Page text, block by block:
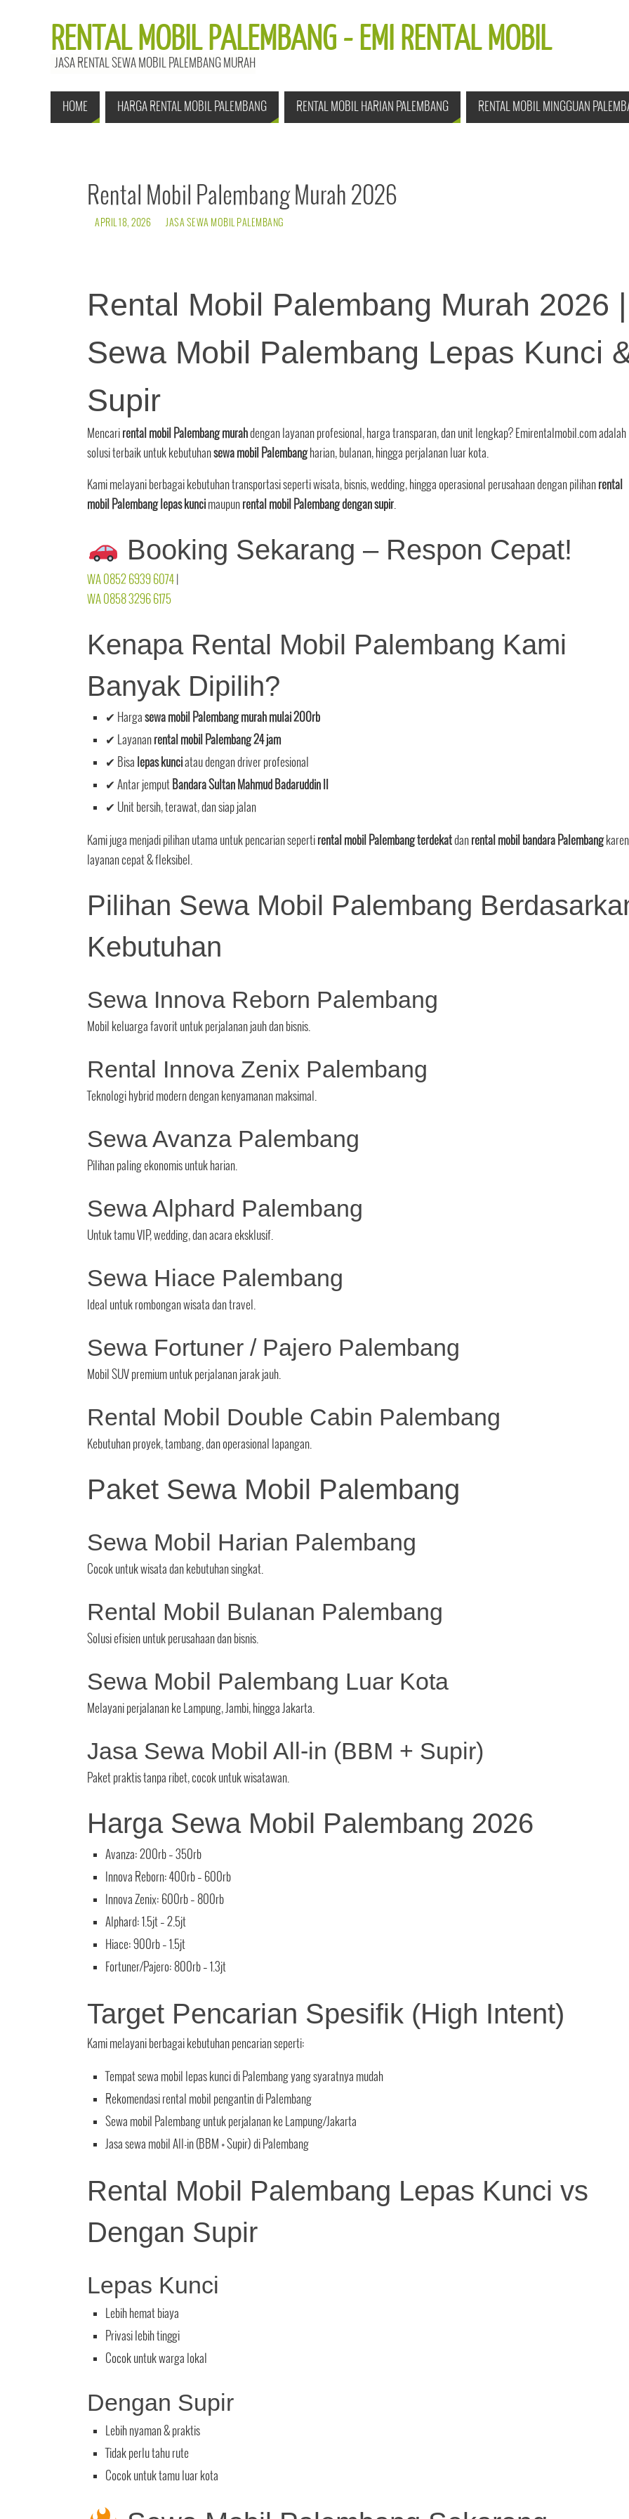
RENTAL MOBIL PALEMBANG - EMI RENTAL MOBIL
JASA RENTAL SEWA MOBIL PALEMBANG MURAH
HOME HARGA RENTAL MOBIL PALEMBANG RENTAL MOBIL HARIAN PALEMBANG RENTAL MOBIL MINGGUAN
Rental Mobil Palembang Murah 2026
APRIL 18, 2026 JASA SEWA MOBIL PALEMBANG
Rental Mobil Palembang Murah 2026 |
Sewa Mobil Palembang Lepas Kunci
Supir
Mencari rental mobil Palembang murahdengan layanan profesional, harga transparan, dan unit lengkap? Emirentalmobil.com adalah
solusi terbaik untuk kebutuhansewa mobil Palembangharian, bulanan, hingga perjalanan luar kota.
Kami melayani berbagai kebutuhan transportasi seperti wisata, bisnis, wedding, hingga operasional perusahaan dengan pilihan rental
mobil Palembang lepas kunci maupun rental mobil Palembang dengan supir.
Booking Sekarang – Respon Cepat!
WA 0852 6939 6074
WA 0858 3296 6175
Kenapa Rental Mobil Palembang Kami
Banyak Dipilih?
✔ Harga sewa mobil Palembang murah mulai 200rb
✔ Layanan rental mobil Palembang 24 jam
✔ Bisa lepas kunciatau dengan driver profesional
✔ Antar jemput Bandara Sultan Mahmud Badaruddin II
✔ Unit bersih, terawat, dan siap jalan
Kami juga menjadi pilihan utama untuk pencarian seperti rental mobil Palembang terdekatdan rental mobil bandara Palembang
layanan cepat & fleksibel.
Pilihan Sewa Mobil Palembang
Kebutuhan
Sewa Innova Reborn Palembang
Mobil keluarga favorit untuk perjalanan jauh dan bisnis.
Rental Innova Zenix Palembang
Teknologi hybrid modern dengan kenyamanan maksimal.
Sewa Avanza Palembang
Pilihan paling ekonomis untuk harian.
Sewa Alphard Palembang
Untuk tamu VIP, wedding, dan acara eksklusif.
Sewa Hiace Palembang
Ideal untuk rombongan wisata dan travel.
Sewa Fortuner / Pajero Palembang
Mobil SUV premium untuk perjalanan jarak jauh.
Rental Mobil Double Cabin Palembang
Kebutuhan proyek, tambang, dan operasional lapangan.
Paket Sewa Mobil Palembang
Sewa Mobil Harian Palembang
Cocok untuk wisata dan kebutuhan singkat.
Rental Mobil Bulanan Palembang
Solusi efisien untuk perusahaan dan bisnis.
Sewa Mobil Palembang Luar Kota
Melayani perjalanan ke Lampung, Jambi, hingga Jakarta.
Jasa Sewa Mobil All-in (BBM + Supir)
Paket praktis tanpa ribet, cocok untuk wisatawan.
Harga Sewa Mobil Palembang 2026
Avanza: 200rb – 350rb
Innova Reborn: 400rb – 600rb
Innova Zenix: 600rb – 800rb
Alphard: 1.5jt – 2.5jt
Hiace: 900rb – 1.5jt
Fortuner/Pajero: 800rb – 1.3jt
Target Pencarian Spesifik (High Intent)
Kami melayani berbagai kebutuhan pencarian seperti:
Tempat sewa mobil lepas kunci di Palembang yang syaratnya mudah
Rekomendasi rental mobil pengantin di Palembang
Sewa mobil Palembang untuk perjalanan ke Lampung/Jakarta
Jasa sewa mobil All-in (BBM + Supir) di Palembang
Rental Mobil Palembang Lepas Kunci vs
Dengan Supir
Lepas Kunci
Lebih hemat biaya
Privasi lebih tinggi
Cocok untuk warga lokal
Dengan Supir
Lebih nyaman & praktis
Tidak perlu tahu rute
Cocok untuk tamu luar kota